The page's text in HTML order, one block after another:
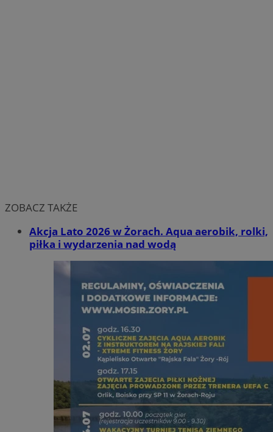
ZOBACZ TAKŻE
Akcja Lato 2026 w Żorach. Aqua aerobik, rolki,
piłka i wydarzenia nad wodą